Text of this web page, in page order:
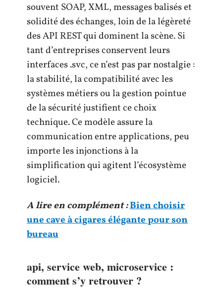
souvent SOAP, XML, messages balisés et
solidité des échanges, loin de la légèreté
des API REST qui dominent la scène. Si
tant d’entreprises conservent leurs
interfaces .svc, ce n’est pas par nostalgie :
la stabilité, la compatibilité avec les
systèmes métiers ou la gestion pointue
de la sécurité justifient ce choix
technique. Ce modèle assure la
communication entre applications, peu
importe les injonctions à la
simplification qui agitent l’écosystème
logiciel.
A lire en complément :Bien choisir
une cave à cigares élégante pour son
bureau
api, service web, microservice :
comment s’y retrouver ?